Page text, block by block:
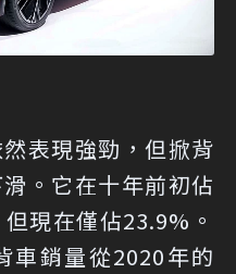
表現強勁，但掀背
。它在十年前初佔
現在僅佔23.9%。
車銷量從2020年的